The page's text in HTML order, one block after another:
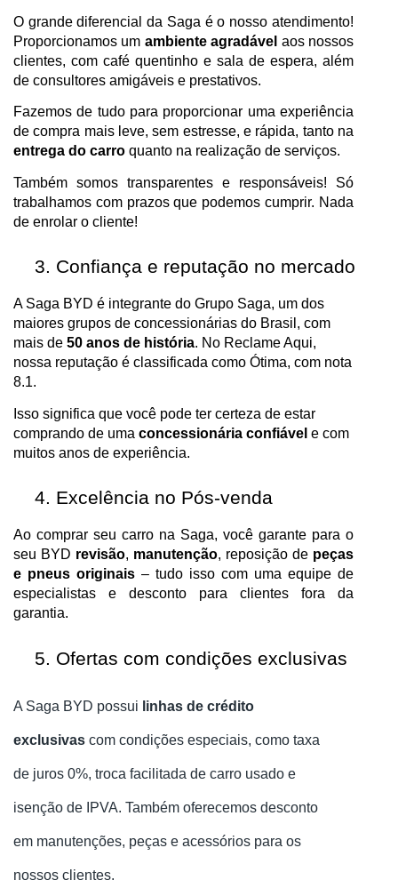
O grande diferencial da Saga é o nosso atendimento!
Proporcionamos um ambiente agradável aos nossos
clientes, com café quentinho e sala de espera, além
de consultores amigáveis e prestativos.
Fazemos de tudo para proporcionar uma experiência
de compra mais leve, sem estresse, e rápida, tanto na
entrega do carro quanto na realização de serviços.
Também somos transparentes e responsáveis! Só
trabalhamos com prazos que podemos cumprir. Nada
de enrolar o cliente!
Confiança e reputação no mercado
A Saga BYD é integrante do Grupo Saga, um dos
maiores grupos de concessionárias do Brasil, com
mais de 50 anos de história. No Reclame Aqui,
nossa reputação é classificada como Ótima, com nota
8.1.
Isso significa que você pode ter certeza de estar
comprando de uma concessionária confiável e com
muitos anos de experiência.
Excelência no Pós-venda
Ao comprar seu carro na Saga, você garante para o
seu BYD revisão, manutenção, reposição de peças
e pneus originais – tudo isso com uma equipe de
especialistas e desconto para clientes fora da
garantia.
Ofertas com condições exclusivas
A Saga BYD possui linhas de crédito
exclusivas com condições especiais, como taxa
de juros 0%, troca facilitada de carro usado e
isenção de IPVA. Também oferecemos desconto
em manutenções, peças e acessórios para os
nossos clientes.